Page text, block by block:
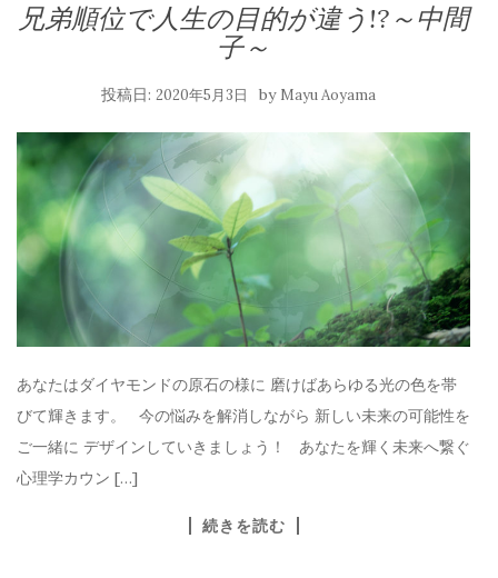
兄弟順位で人生の目的が違う!?～中間
子～
投稿日: 2020年5月3日 by Mayu Aoyama
あなたはダイヤモンドの原石の様に 磨けばあらゆる光の色を帯
びて輝きます。 今の悩みを解消しながら 新しい未来の可能性を
ご一緒に デザインしていきましょう！ あなたを輝く未来へ繋ぐ
心理学カウン […]
続きを読む